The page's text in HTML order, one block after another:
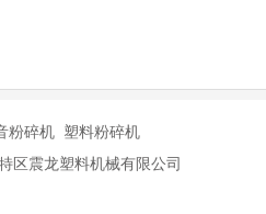
粉碎机 塑料粉碎机
区震龙塑料机械有限公司